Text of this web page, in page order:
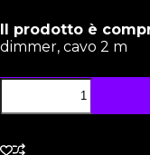
Il prodotto è
dimmer, cavo 2 m